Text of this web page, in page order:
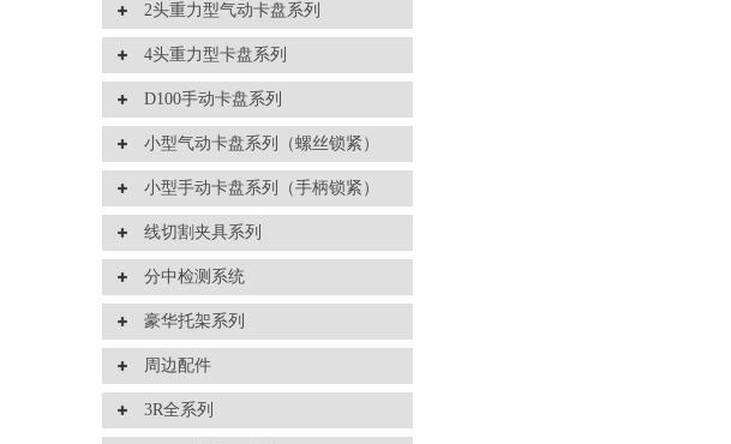
2头重力型气动卡盘系列
4头重力型卡盘系列
D100手动卡盘系列
小型气动卡盘系列（螺丝锁紧）
小型手动卡盘系列（手柄锁紧）
线切割夹具系列
分中检测系统
豪华托架系列
周边配件
3R全系列